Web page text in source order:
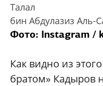
Талал
бин Абдулазиз Аль-
Фото: Instagram /
Как видно из
братом» Кадыров